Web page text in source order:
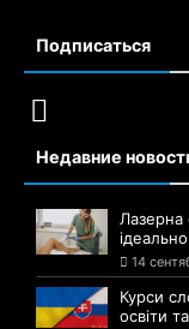
Подписаться
Недавние
Лазерна
14
Курси
освіти